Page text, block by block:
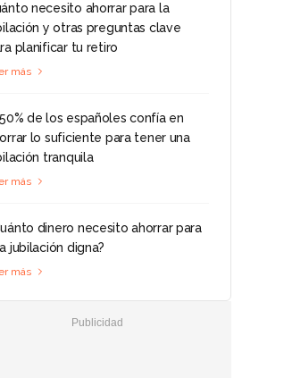
necesito ahorrar para la
y otras preguntas clave
planificar tu retiro
más
50% de los españoles confía en
lo suficiente para tener una
tranquila
más
dinero necesito ahorrar para
jubilación digna?
más